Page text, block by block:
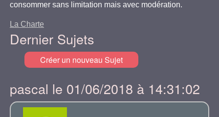
consommer sans limitation mais avec modération.
La Charte
Dernier Sujets
Créer un nouveau Sujet
pascal le 01/06/2018 à 14:31:02